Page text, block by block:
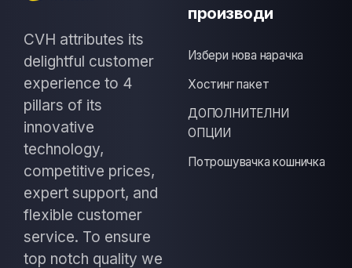
CVH attributes its
delightful customer
experience to 4
pillars of its
innovative
technology,
competitive prices,
expert support, and
flexible customer
service. To ensure
top notch quality we
производи
Избери нова нарачка
Хостинг пакет
ДОПОЛНИТЕЛНИ
ОПЦИИ
Потрошувачка кошничка